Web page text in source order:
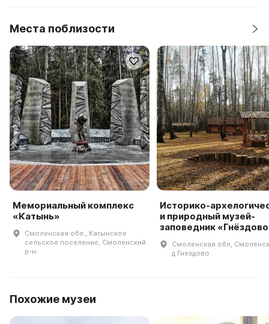
Места поблизости
Мемориальный комплекс
«Катынь»
Смоленская обл., Катынское
сельское поселение, Смоленский
р-н.
Историко-
и природный музей-
заповедник
Смоленская обл,
д Гнездово
Похожие музеи